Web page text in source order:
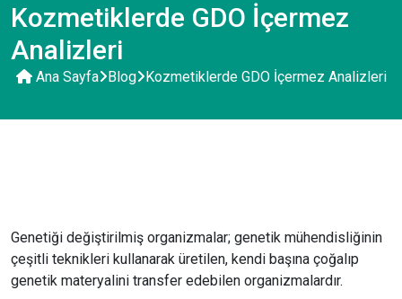
Kozmetiklerde GDO İçermez
Analizleri
Ana Sayfa Blog Kozmetiklerde GDO İçermez Analizleri
Genetiği değiştirilmiş organizmalar; genetik mühendisliğinin
çeşitli teknikleri kullanarak üretilen, kendi başına çoğalıp
genetik materyalini transfer edebilen organizmalardır.